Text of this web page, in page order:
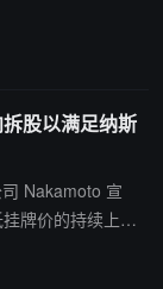
折价，当时投资
值扩大，而波动
股以满足纳斯
Nakamoto 宣
牌价的持续上市
不变。该拆股将